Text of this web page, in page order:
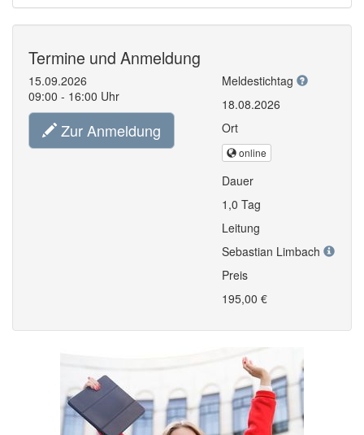
Termine und Anmeldung
15.09.2026
09:00 - 16:00 Uhr
Zur Anmeldung
Meldestichtag
18.08.2026
Ort
online
Dauer
1,0 Tag
Leitung
Sebastian Limbach
Preis
195,00 €